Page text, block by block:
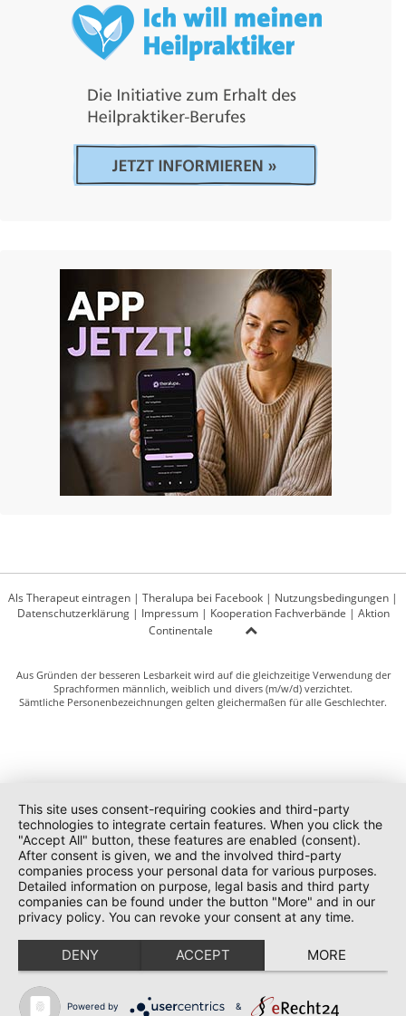
Als Therapeut eintragen | Theralupa bei Facebook | Nutzungsbedingungen |
Datenschutzerklärung| Impressum| Kooperation Fachverbände | Aktion
Continentale
Aus Gründen der besseren Lesbarkeit wird auf die gleichzeitige Verwendung der
Sprachformen männlich, weiblich und divers (m/w/d) verzichtet.
Sämtliche Personenbezeichnungen gelten gleichermaßen für alle Geschlechter.
This site uses consent-requiring cookies and third-party
technologies to integrate certain features. When you click the
"Accept All" button, these features are enabled (consent).
After consent is given, we and the involved third-party
companies process your personal data for various purposes.
Detailed information on purpose, legal basis and third party
companies can be found under the button "More" and in our
privacy policy. You can revoke your consent at any time.
DENY ACCEPT MORE
Powered by &